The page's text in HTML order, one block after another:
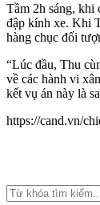
Tầm 2h sáng, khi
đập kính xe. Khi
hàng chục đối
“Lúc đầu, Thu
về các hành vi
kết vụ án này là
https://cand.vn/